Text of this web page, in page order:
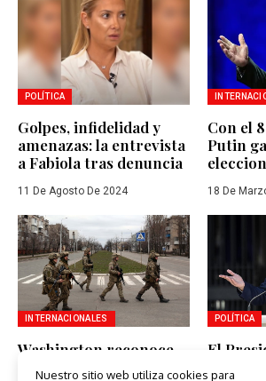
POLÍTICA
Golpes, infidelidad y
amenazas: la entrevista
a Fabiola tras denuncia
11 De Agosto De 2024
Con el
Putin
18 De
INTERNACIONALES
Washington reconoce
que en Ucrania hay
POLÍTICA
El
Nuestro sitio web utiliza cookies para